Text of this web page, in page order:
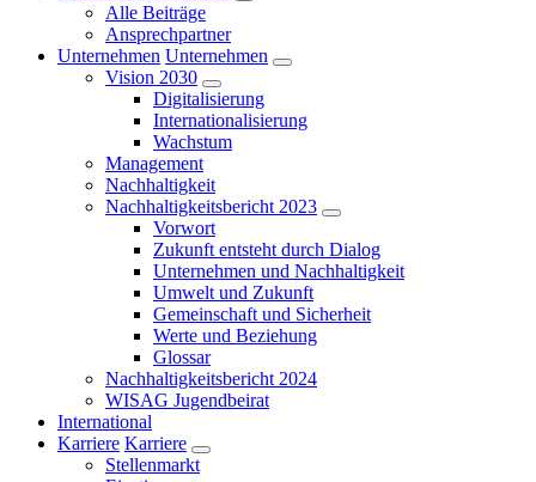
Alle Beiträge
Ansprechpartner
Unternehmen Unternehmen
Vision 2030
Digitalisierung
Internationalisierung
Wachstum
Management
Nachhaltigkeit
Nachhaltigkeitsbericht 2023
Vorwort
Zukunft entsteht durch Dialog
Unternehmen und Nachhaltigkeit
Umwelt und Zukunft
Gemeinschaft und Sicherheit
Werte und Beziehung
Glossar
Nachhaltigkeitsbericht 2024
WISAG Jugendbeirat
International
Karriere Karriere
Stellenmarkt